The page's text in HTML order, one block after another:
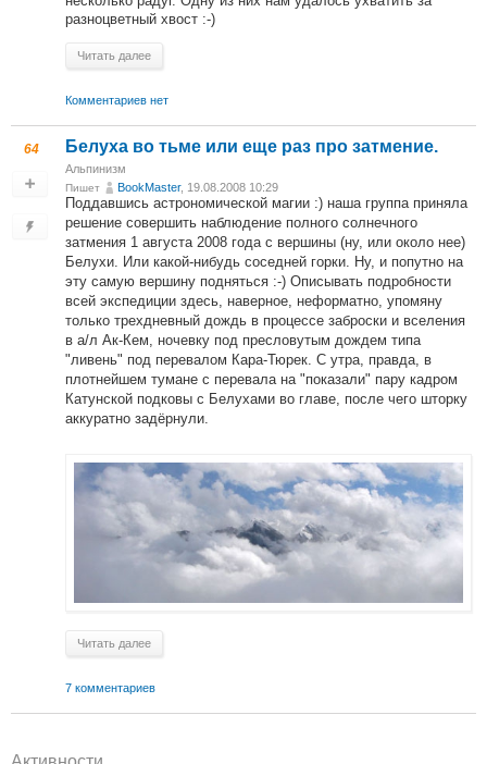
разноцветный хвост :-)
Читать далее
Комментариев нет
64 Белуха во тьме или еще раз про затмение.
Альпинизм
Пишет BookMaster, 19.08.2008 10:29
Поддавшись астрономической магии :) наша группа приняла
решение совершить наблюдение полного солнечного
затмения 1 августа 2008 года с вершины (ну, или около нее)
Белухи. Или какой-нибудь соседней горки. Ну, и попутно на
эту самую вершину подняться :-) Описывать подробности
всей экспедиции здесь, наверное, неформатно, упомяну
только трехдневный дождь в процессе заброски и вселения
в а/л Ак-Кем, ночевку под пресловутым дождем типа
"ливень" под перевалом Кара-Тюрек. С утра, правда, в
плотнейшем тумане с перевала на "показали" пару кадром
Катунской подковы с Белухами во главе, после чего шторку
аккуратно задёрнули.
Читать далее
7 комментариев